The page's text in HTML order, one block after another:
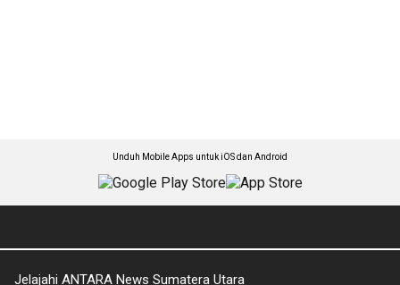
Unduh Mobile Apps untuk iOS dan Android
Jelajahi ANTARA News Sumatera Utara